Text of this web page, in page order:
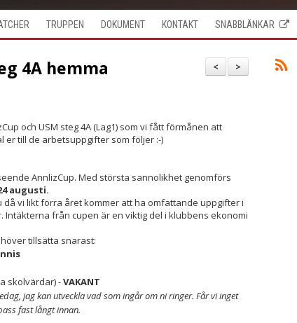
TRUPPEN DOKUMENT KONTAKT SNABBLÄNKAR
>
<
4A hemma
och USM steg 4A (Lag1) som vi fått förmånen att
er till de arbetsuppgifter som följer :-)
AnnlizCup. Med största sannolikhet genomförs
augusti.
då vi likt förra året kommer att ha omfattande uppgifter i
Intäkterna från cupen är en viktig del i klubbens ekonomi
tillsätta snarast:
skolvärdar) -VAKANT
jag kan utveckla vad som ingår om ni ringer. Får vi inget
fast långt innan.